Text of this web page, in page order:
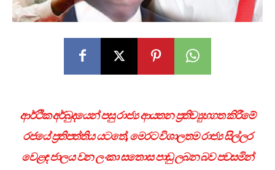
ආර්ථික අර්බුදයෙන් පසු රාජ්‍ය ආයතන ප්‍රතිව්‍යුහගත කිරීමේ
රජයේ ප්‍රතිපත්තිය යටතේ, මෙරට විශාලතම රාජ්‍ය සිල්ලර
වෙළඳ ජාලය වන ලංකා සතොස පාඩු ලබන බව පවසමින්